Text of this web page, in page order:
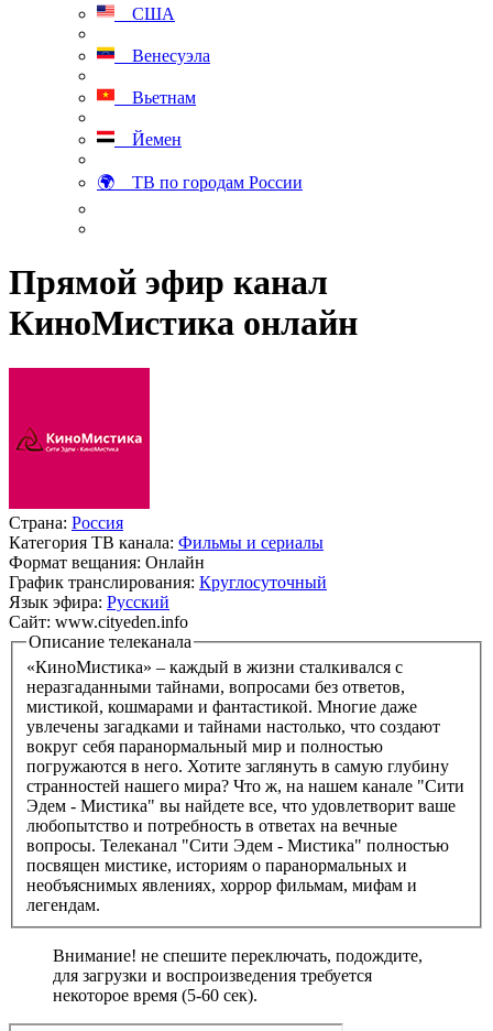
США
Венесуэла
Вьетнам
Йемен
🌍 ТВ по городам России
Прямой эфир канал
КиноМистика онлайн
Страна: Россия
Категория ТВ канала: Фильмы и сериалы
Формат вещания: Онлайн
График транслирования: Круглосуточный
Язык эфира: Русский
Cайт: www.cityeden.info
Описание телеканала
«КиноМистика» – каждый в жизни сталкивался с
неразгаданными тайнами, вопросами без ответов,
мистикой, кошмарами и фантастикой. Многие даже
увлечены загадками и тайнами настолько, что создают
вокруг себя паранормальный мир и полностью
погружаются в него. Хотите заглянуть в самую глубину
странностей нашего мира? Что ж, на нашем канале "Сити
Эдем - Мистика" вы найдете все, что удовлетворит ваше
любопытство и потребность в ответах на вечные
вопросы. Телеканал "Сити Эдем - Мистика" полностью
посвящен мистике, историям о паранормальных и
необъяснимых явлениях, хоррор фильмам, мифам и
легендам.
Внимание! не спешите переключать, подождите,
для загрузки и воспроизведения требуется
некоторое время (5-60 сек).